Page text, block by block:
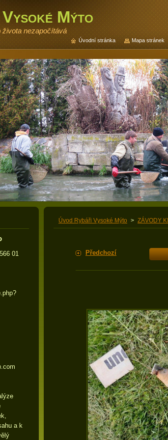
Mýto
nezapočítává
Úvod Rybáři Vysoké Mýto > ZÁVODY
Předchozí
01
a k
Úvodní stránka Mapa stránek